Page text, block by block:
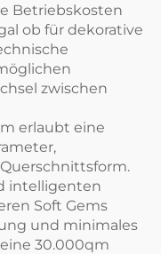
Betriebskosten
ob für dekorative
zwischen
erlaubt eine
intelligenten
Soft Gems
und minimales
30.000qm